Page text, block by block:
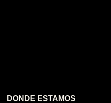
DONDE ESTAMOS